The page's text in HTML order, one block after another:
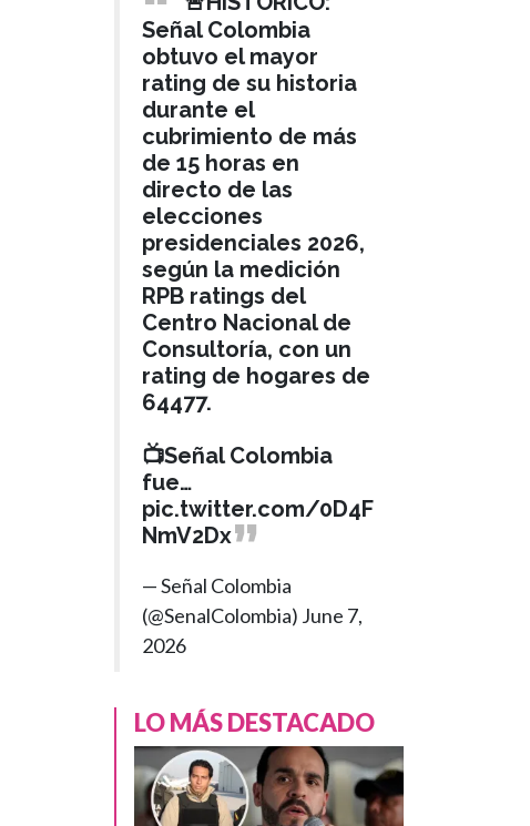
Señal Colombia
obtuvo el mayor
rating de su historia
durante el
cubrimiento de más
de 15 horas en
directo de las
elecciones
presidenciales 2026,
según la medición
RPB ratings del
Centro Nacional de
Consultoría, con un
rating de hogares de
64477.
📺Señal Colombia
fue…
pic.twitter.com/0D4F
NmV2Dx
— Señal Colombia
(@SenalColombia) June 7,
2026
LO MÁS DESTACADO